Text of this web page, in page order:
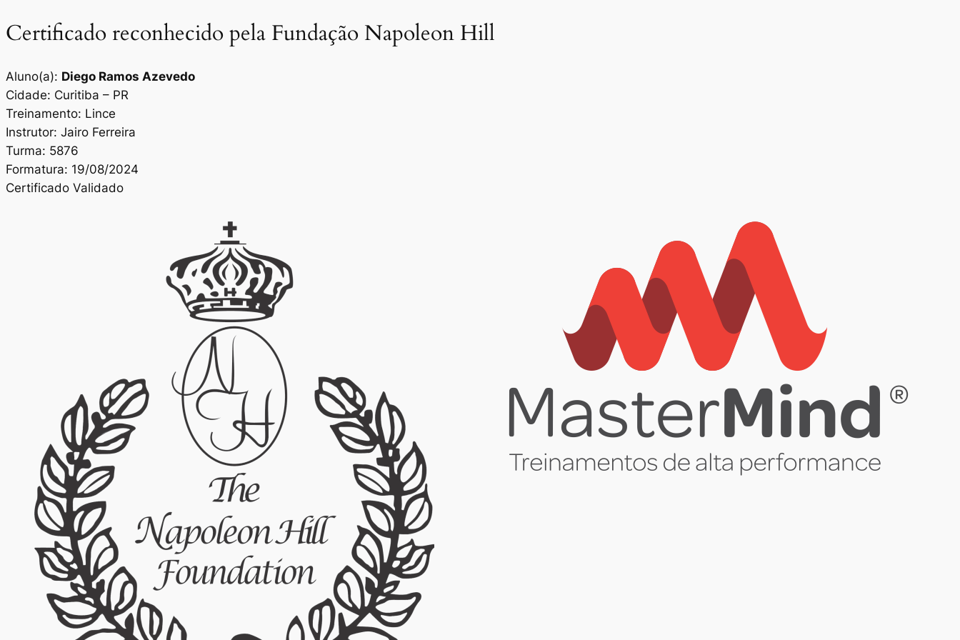
Certificado reconhecido pela Fundação Napoleon Hill
Aluno(a): Diego Ramos Azevedo
Cidade: Curitiba – PR
Treinamento: Lince
Instrutor: Jairo Ferreira
Turma: 5876
Formatura: 19/08/2024
Certificado Validado